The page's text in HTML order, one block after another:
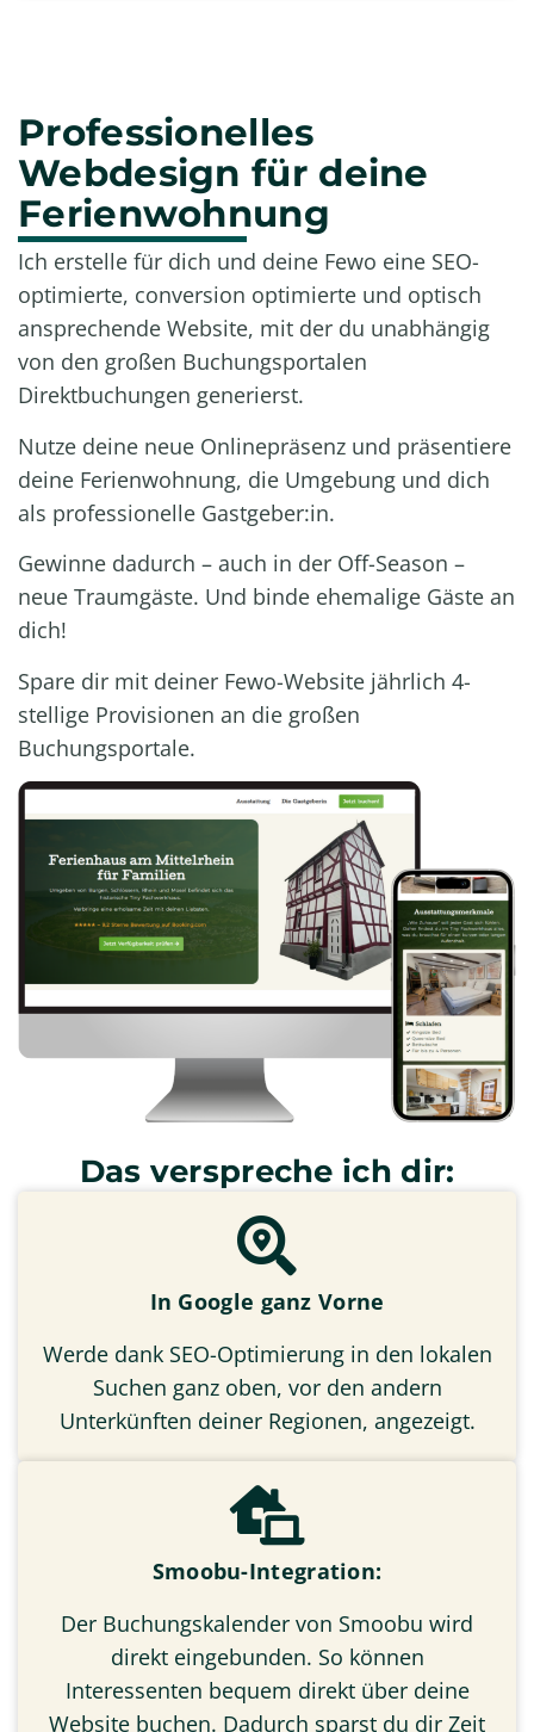
Professionelles
Webdesign für deine
Ferienwohnung
Ich erstelle für dich und deine Fewo eine SEO-
optimierte, conversion optimierte und optisch
ansprechende Website, mit der du unabhängig
von den großen Buchungsportalen
Direktbuchungen generierst.
Nutze deine neue Onlinepräsenz und präsentiere
deine Ferienwohnung, die Umgebung und dich
als professionelle Gastgeber:in.
Gewinne dadurch – auch in der Off-Season –
neue Traumgäste. Und binde ehemalige Gäste an
dich!
Spare dir mit deiner Fewo-Website jährlich 4-
stellige Provisionen an die großen
Buchungsportale.
Das verspreche ich dir:
In Google ganz Vorne
Werde dank SEO-Optimierung in den lokalen
Suchen ganz oben, vor den andern
Unterkünften deiner Regionen, angezeigt.
Smoobu-Integration:
Der Buchungskalender von Smoobu wird
direkt eingebunden. So können
Interessenten bequem direkt über deine
Website buchen. Dadurch sparst du dir Zeit